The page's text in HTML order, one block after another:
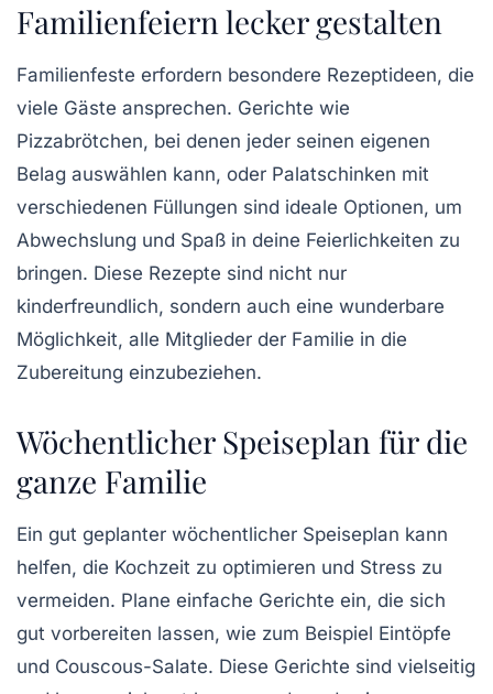
Familienfeiern lecker gestalten
Familienfeste erfordern besondere Rezeptideen, die
viele Gäste ansprechen. Gerichte wie
Pizzabrötchen, bei denen jeder seinen eigenen
Belag auswählen kann, oder Palatschinken mit
verschiedenen Füllungen sind ideale Optionen, um
Abwechslung und Spaß in deine Feierlichkeiten zu
bringen. Diese Rezepte sind nicht nur
kinderfreundlich, sondern auch eine wunderbare
Möglichkeit, alle Mitglieder der Familie in die
Zubereitung einzubeziehen.
Wöchentlicher Speiseplan für die
ganze Familie
Ein gut geplanter wöchentlicher Speiseplan kann
helfen, die Kochzeit zu optimieren und Stress zu
vermeiden. Plane einfache Gerichte ein, die sich
gut vorbereiten lassen, wie zum Beispiel Eintöpfe
und Couscous-Salate. Diese Gerichte sind vielseitig